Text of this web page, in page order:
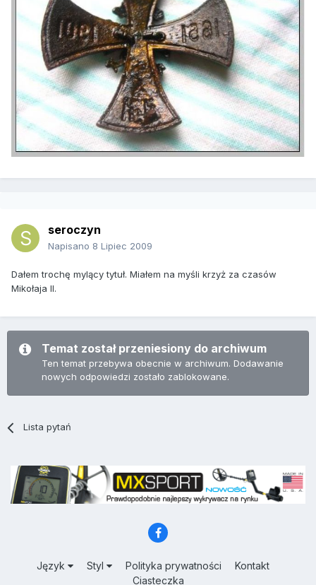
seroczyn
Napisano 8 Lipiec 2009
Dałem trochę mylący tytuł. Miałem na myśli krzyż za czasów
Mikołaja II.
Temat został przeniesiony do archiwum
Ten temat przebywa obecnie w archiwum. Dodawanie
nowych odpowiedzi zostało zablokowane.
Lista pytań
Język Styl Polityka prywatności
Kontakt
Ciasteczka